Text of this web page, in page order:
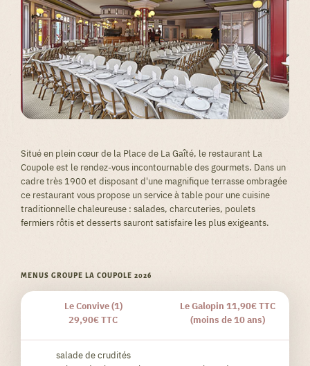
Situé en plein cœur de la Place de La Gaîté, le restaurant La
Coupole est le rendez-vous incontournable des gourmets. Dans un
cadre très 1900 et disposant d'une magnifique terrasse ombragée
ce restaurant vous propose un service à table pour une cuisine
traditionnelle chaleureuse : salades, charcuteries, poulets
fermiers rôtis et desserts sauront satisfaire les plus exigeants.
MENUS GROUPE LA COUPOLE 2026
Le Convive (1)
29,90€ TTC
Le Galopin 11,90€ TTC
(moins de 10 ans)
salade de crudités